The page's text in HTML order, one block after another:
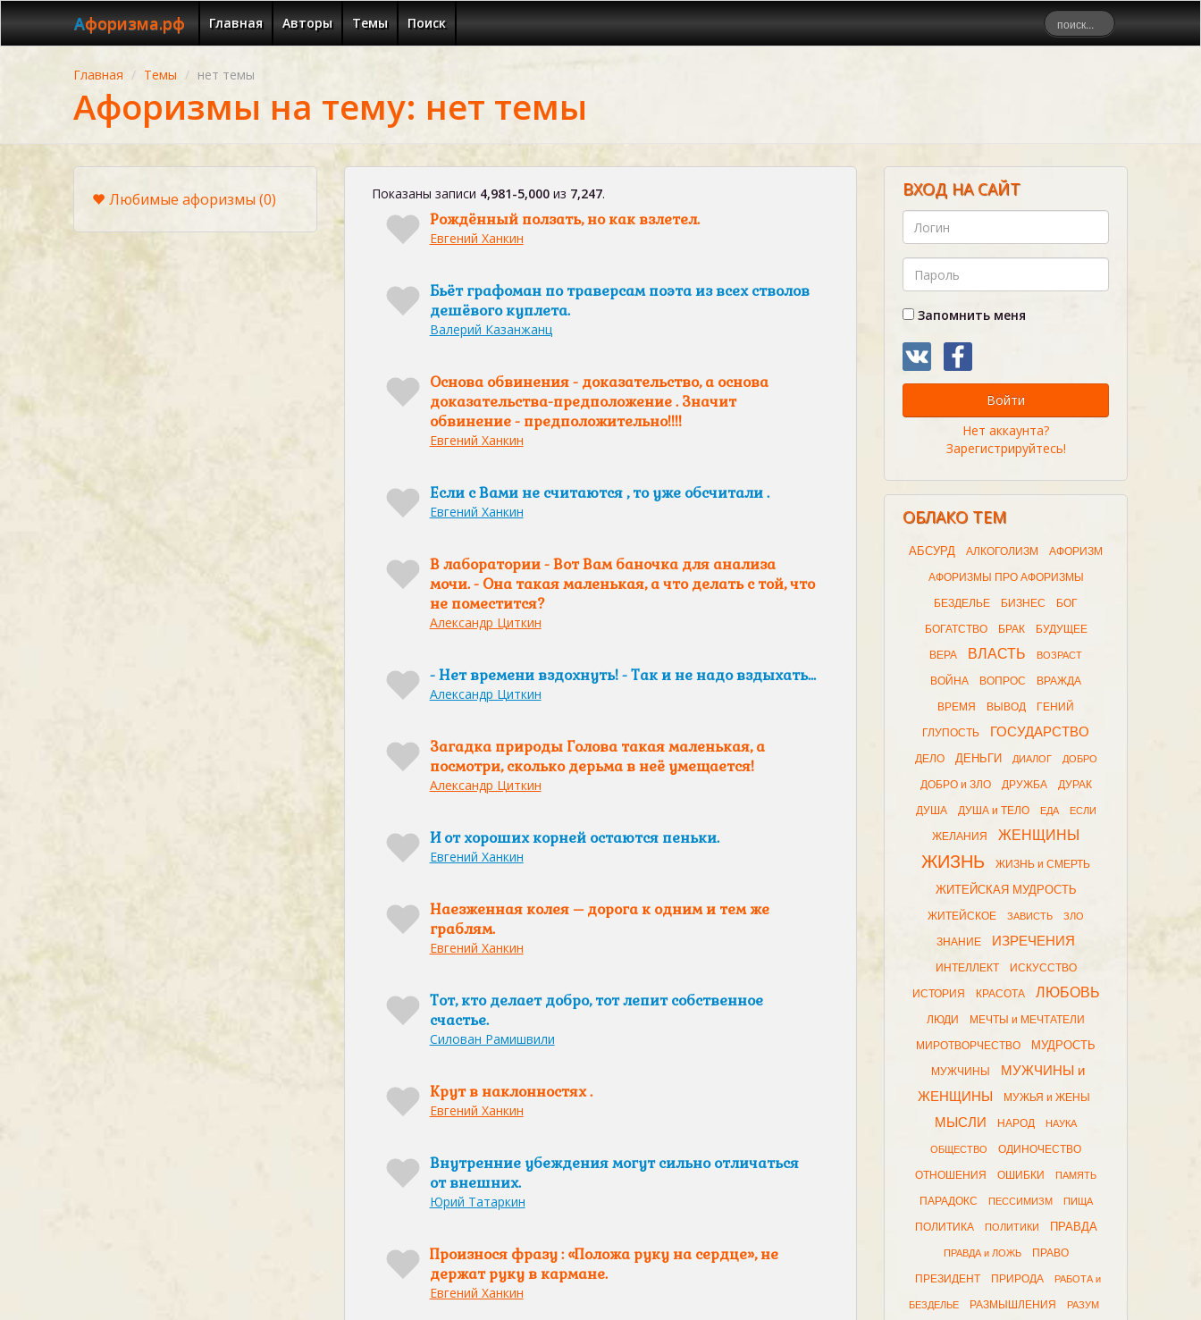
Афоризма.рф Главная Авторы Темы Поиск
Главная Темы нет темы
Афоризмы на тему: нет темы
Любимые афоризмы(0) Показаны записи 4,981-5,000из 7,247.
Рождённый ползать, но как взлетел.
Евгений Ханкин
Бьёт графоман по траверсам поэта из всех стволов
дешёвого куплета.
Валерий Казанжанц
Основа обвинения - доказательство, а основа
доказательства-предположение . Значит
обвинение - предположительно!!!!
Евгений Ханкин
Если с Вами не считаются , то уже обсчитали .
Евгений Ханкин
В лаборатории - Вот Вам баночка для анализа
мочи. - Она такая маленькая, а что делать с той, что
не поместится?
Александр Циткин
- Нет времени вздохнуть! - Так и не надо вздыхать…
Александр Циткин
Загадка природы Голова такая маленькая, а
посмотри, сколько дерьма в неё умещается!
Александр Циткин
И от хороших корней остаются пеньки.
Евгений Ханкин
Наезженная колея – дорога к одним и тем же
граблям.
Евгений Ханкин
Тот, кто делает добро, тот лепит собственное
счастье.
Силован Рамишвили
Крут в наклонностях .
Евгений Ханкин
Внутренние убеждения могут сильно отличаться
от внешних.
Юрий Татаркин
Произнося фразу : «Положа руку на сердце», не
держат руку в кармане.
Евгений Ханкин
ВХОД НА САЙТ
Запомнить меня
Войти
Нет аккаунта?
Зарегистрируйтесь!
ОБЛАКО ТЕМ
АБСУРД АЛКОГОЛИЗМ АФОРИЗМ
АФОРИЗМЫ ПРО АФОРИЗМЫ
БЕЗДЕЛЬЕ БИЗНЕС БОГ
БОГАТСТВО БРАК БУДУЩЕЕ
ВЕРА ВЛАСТЬ ВОЗРАСТ
ВОЙНА ВОПРОС ВРАЖДА
ВРЕМЯ ВЫВОД ГЕНИЙ
ГЛУПОСТЬ ГОСУДАРСТВО
ДЕЛО ДЕНЬГИ ДИАЛОГ ДОБРО
ДОБРО и ЗЛО ДРУЖБА ДУРАК
ДУША ДУША и ТЕЛО ЕДА ЕСЛИ
ЖЕЛАНИЯ ЖЕНЩИНЫ
ЖИЗНЬ ЖИЗНЬ и СМЕРТЬ
ЖИТЕЙСКАЯ МУДРОСТЬ
ЖИТЕЙСКОЕ ЗАВИСТЬ ЗЛО
ЗНАНИЕ ИЗРЕЧЕНИЯ
ИНТЕЛЛЕКТ ИСКУССТВО
ИСТОРИЯ КРАСОТА ЛЮБОВЬ
ЛЮДИ МЕЧТЫ и МЕЧТАТЕЛИ
МИРОТВОРЧЕСТВО МУДРОСТЬ
МУЖЧИНЫ
МУЖЧИНЫ и
ЖЕНЩИНЫ
МУЖЬЯ и ЖЕНЫ
МЫСЛИ НАРОД НАУКА
ОБЩЕСТВО ОДИНОЧЕСТВО
ОТНОШЕНИЯ ОШИБКИ ПАМЯТЬ
ПАРАДОКС ПЕССИМИЗМ ПИЩА
ПОЛИТИКА ПОЛИТИКИ ПРАВДА
ПРАВДА и ЛОЖЬ ПРАВО
ПРЕЗИДЕНТ ПРИРОДА РАБОТА и
БЕЗДЕЛЬЕ РАЗМЫШЛЕНИЯ РАЗУМ